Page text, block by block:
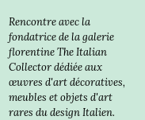
Rencontre avec la
fondatrice de la galerie
florentine The Italian
Collector dédiée aux
œuvres d'art décoratives,
meubles et objets d'art
rares du design Italien.